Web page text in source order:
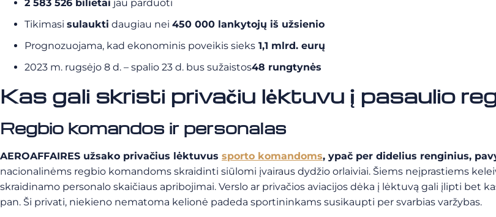
2 583 526 bilietai jau parduoti
Tikimasi sulaukti daugiau nei 450 000 lankytojų iš užsienio
Prognozuojama, kad ekonominis poveikis sieks 1,1 mlrd. eurų
2023 m. rugsėjo 8 d. – spalio 23 d. bus sužaistos48 rungtynės
Kas gali skristi privačiu lėktuvu į pasaulio
Regbio komandos ir personalas
AEROAFFAIRES užsako privačius lėktuvus sporto komandoms, ypač per didelius renginius,
nacionalinėms regbio komandoms skraidinti siūlomi įvairaus dydžio orlaiviai. Šiems neįprastiems
skraidinamo personalo skaičiaus apribojimai. Verslo ar privačios aviacijos dėka į lėktuvą gali įlipti bet
pan. Ši privati, niekieno nematoma kelionė padeda sportininkams susikaupti per svarbias varžybas.